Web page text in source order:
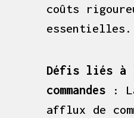
coûts
essentielles.
Défis liés à
commandes:
afflux de